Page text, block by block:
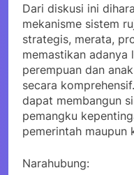
Dari diskusi ini
mekanisme sistem
strategis, merata,
memastikan adanya
perempuan dan
secara
dapat membangun
pemangku
pemerintah maupun
Narahubung: